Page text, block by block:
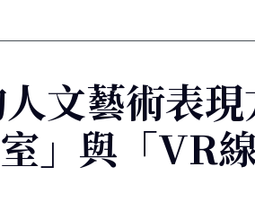
文藝術表
」與「VR